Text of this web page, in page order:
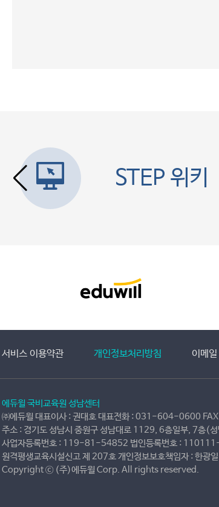
STEP 위키
서비스 이용약관 개인정보처리방침 이메
에듀윌 국비교육원 성남센터
㈜에듀윌 대표이사 : 권대호 대표전화 : 031-604-
주소 : 경기도 성남시 중원구 성남대로 1129, 6층일부, 7층(
사업자등록번호 : 119-81-54852 법인등록번호 :
원격평생교육시설신고 제 207호 개인정보보호책임자 : 한광일
Copyright ⓒ (주)에듀윌 Corp. All rights reserved.